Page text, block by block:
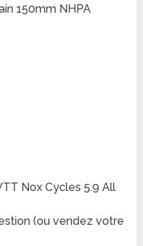
150mm NHPA
Nox Cycles 5.9 All
(ou vendez votre